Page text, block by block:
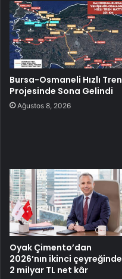
Bursa-Osmaneli Hızlı Tren
Projesinde Sona Gelindi
Ağustos 8, 2026
Oyak Çimento’dan
2026’nın ikinci çeyreğinde
2 milyar TL net kâr